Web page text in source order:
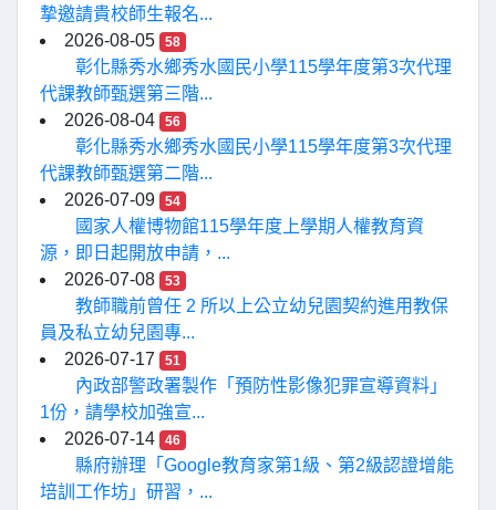
摯邀請貴校師生報名...
2026-08-05
58
彰化縣秀水鄉秀水國民小學115學年度第3次代理
代課教師甄選第三階...
2026-08-04
56
彰化縣秀水鄉秀水國民小學115學年度第3次代理
代課教師甄選第二階...
2026-07-09
54
國家人權博物館115學年度上學期人權教育資
源，即日起開放申請，...
2026-07-08
53
教師職前曾任 2 所以上公立幼兒園契約進用教保
員及私立幼兒園專...
2026-07-17
51
內政部警政署製作「預防性影像犯罪宣導資料」
1份，請學校加強宣...
2026-07-14
46
縣府辦理「Google教育家第1級、第2級認證增能
培訓工作坊」研習，...